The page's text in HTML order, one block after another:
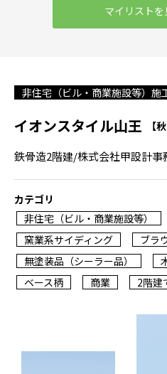
マイリスト
非住宅（ビル・商業施設等）施
イオンスタイル山王 【
鉄骨造2階建/株式会社甲設計事
カテゴリ
非住宅（ビル・商業施設等）
窯業系サイディング
ブラ
無塗装品（シーラー品）
ベース柄
商業 2階建